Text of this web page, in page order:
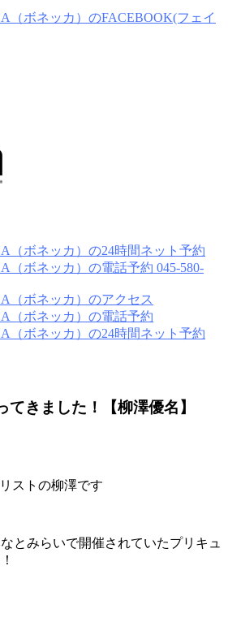
045-580-
てきました！【柳澤優名】
ストの柳澤です
とみらいで開催されていたプリキュ